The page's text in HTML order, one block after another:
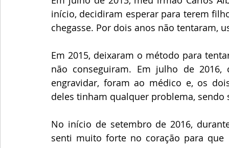
início, decidiram esperar para terem
chegasse. Por dois anos não tentaram,
Em 2015, deixaram o método para
não conseguiram. Em julho de
engravidar, foram ao médico e, os
deles tinham qualquer problema, sendo
No início de setembro de 2016,
senti muito forte no coração para que